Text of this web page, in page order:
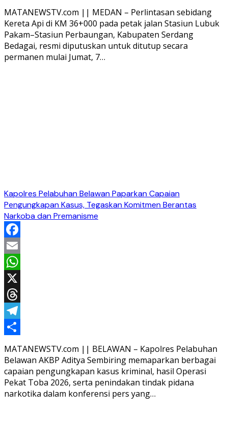
Share
MATANEWSTV.com || MEDAN – Perlintasan sebidang
Kereta Api di KM 36+000 pada petak jalan Stasiun Lubuk
Pakam–Stasiun Perbaungan, Kabupaten Serdang
Bedagai, resmi diputuskan untuk ditutup secara
permanen mulai Jumat, 7…
Kapolres Pelabuhan Belawan Paparkan Capaian
Pengungkapan Kasus, Tegaskan Komitmen Berantas
Narkoba dan Premanisme
Facebook
Email
WhatsApp
X
Threads
Telegram
Share
MATANEWSTV.com || BELAWAN – Kapolres Pelabuhan
Belawan AKBP Aditya Sembiring memaparkan berbagai
capaian pengungkapan kasus kriminal, hasil Operasi
Pekat Toba 2026, serta penindakan tindak pidana
narkotika dalam konferensi pers yang…